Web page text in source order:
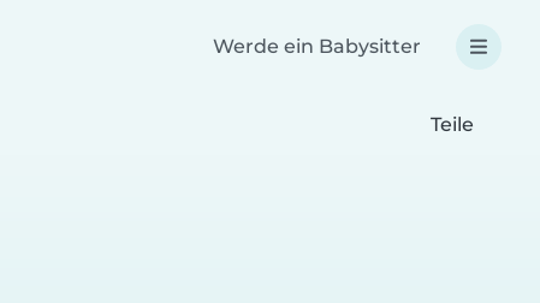
Werde ein Babysitter
Teile